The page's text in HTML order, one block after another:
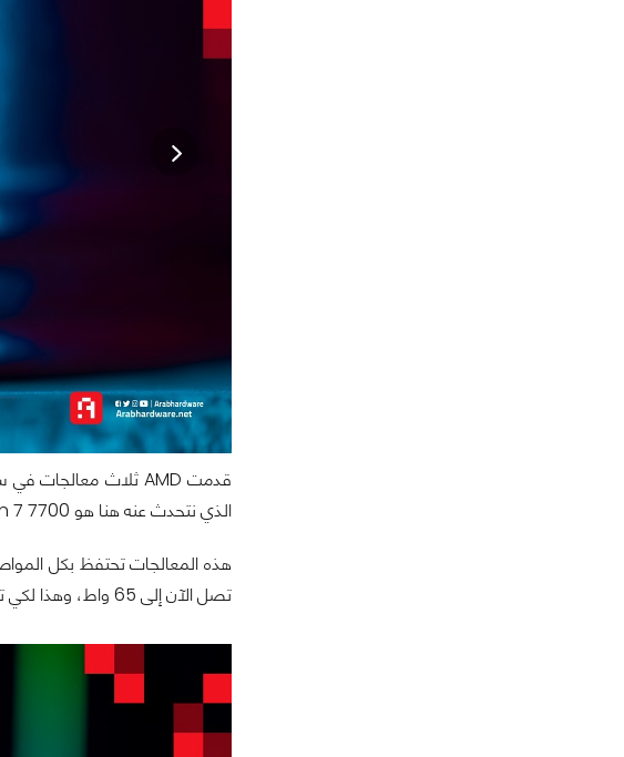
الذي نتحدث عنه هنا هو AMD Ryzen 5 5600، AMD Ryzen 7 7700 وِAMD Ryzen 9 7900.
تصل الآن إلى 65 واط، وهذا لكي تقدم كفاءة أعلى وأفضل أداء ممكن من المعالج مقابل الواط الذي يتم استهلاكه من المعالج نفسه.